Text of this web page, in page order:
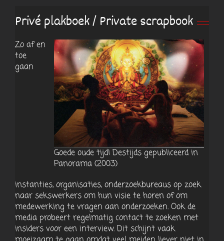
Privé plakboek / Private scrapbook
Goede oude tijd! Destijds gepubliceerd in
Panorama (2003)
Zo af en
toe
gaan
instanties, organisaties, onderzoekbureaus op zoek
naar sekswerkers om hun visie te horen of om
medewerking te vragen aan onderzoeken. Ook de
media probeert regelmatig contact te zoeken met
insiders voor een interview. Dit schijnt vaak